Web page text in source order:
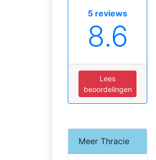
5 reviews
8.6
Lees
beoordelingen
Meer Thracie